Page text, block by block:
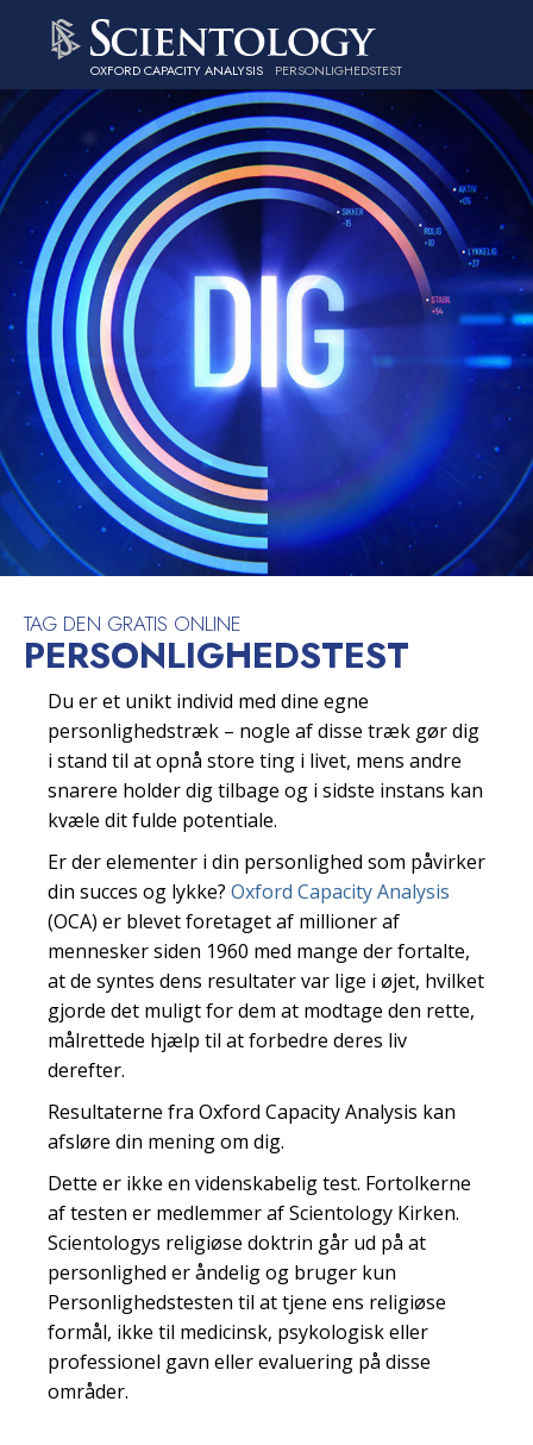
OXFORD CAPACITY ANALYSIS PERSONLIGHEDSTEST
TAG DEN GRATIS ONLINE
PERSONLIGHEDSTEST
Du er et unikt individ med dine egne
personlighedstræk – nogle af disse træk gør dig
i stand til at opnå store ting i livet, mens andre
snarere holder dig tilbage og i sidste instans kan
kvæle dit fulde potentiale.
Er der elementer i din personlighed som påvirker
din succes og lykke? Oxford Capacity Analysis
(OCA) er blevet foretaget af millioner af
mennesker siden 1960 med mange der fortalte,
at de syntes dens resultater var lige i øjet, hvilket
gjorde det muligt for dem at modtage den rette,
målrettede hjælp til at forbedre deres liv
derefter.
Resultaterne fra Oxford Capacity Analysis kan
afsløre din mening om dig.
Dette er ikke en videnskabelig test. Fortolkerne
af testen er medlemmer af Scientology Kirken.
Scientologys religiøse doktrin går ud på at
personlighed er åndelig og bruger kun
Personlighedstesten til at tjene ens religiøse
formål, ikke til medicinsk, psykologisk eller
professionel gavn eller evaluering på disse
områder.